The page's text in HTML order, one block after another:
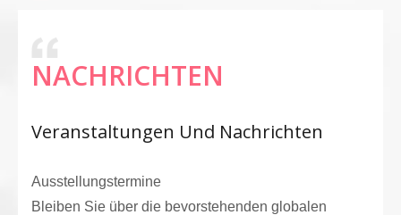
NACHRICHTEN
Veranstaltungen Und Nachrichten
Ausstellungstermine
Bleiben Sie über die bevorstehenden globalen